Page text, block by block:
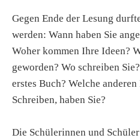
Gegen Ende der Lesung
werden: Wann haben Sie
Woher kommen Ihre Ideen?
geworden? Wo schreiben
erstes Buch? Welche
Schreiben, haben Sie?
Die Schülerinnen und